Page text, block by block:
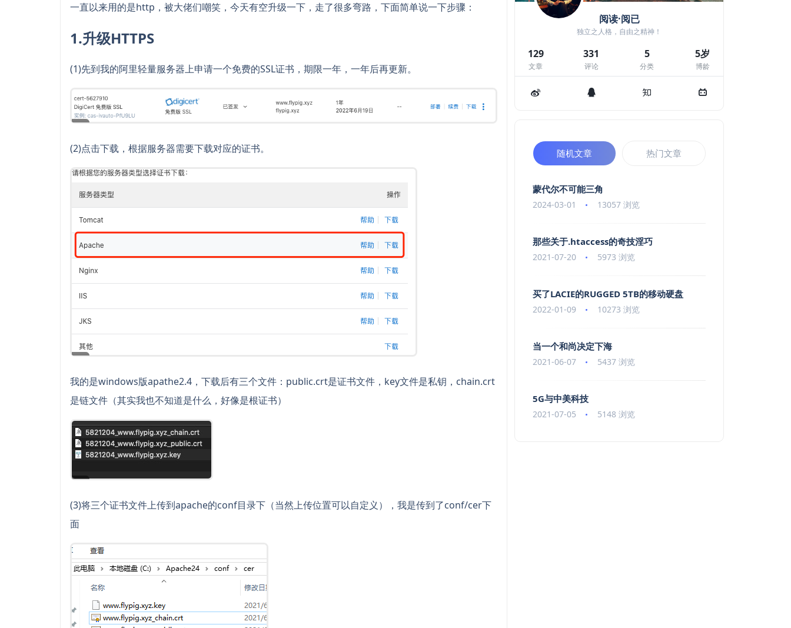
一直以来用的是http，被大佬们嘲笑，今天有空升级一下，走了很多弯路，下面简单说一下步骤：
1.升级HTTPS
(1)先到我的阿里轻量服务器上申请一个免费的SSL证书，期限一年，一年后再更新。
(2)点击下载，根据服务器需要下载对应的证书。
我的是windows版apathe2.4，下载后有三个文件：public.crt是证书文件，key文件是私钥，chain.crt
是链文件（其实我也不知道是什么，好像是根证书）
(3)将三个证书文件上传到apache的conf目录下（当然上传位置可以自定义），我是传到了conf/cer下
面
阅读·阅已
独立之人格，自由之精神！
129
文章
331
评论
5
分类
5岁
博龄
随机文章 热门文章
蒙代尔不可能三角
2024-03-01 13057 浏览
那些关于.htaccess的奇技淫巧
2021-07-20 5973 浏览
买了LACIE的RUGGED 5TB的移动硬盘
2022-01-09 10273 浏览
当一个和尚决定下海
2021-06-07 5437 浏览
5G与中美科技
2021-07-05 5148 浏览